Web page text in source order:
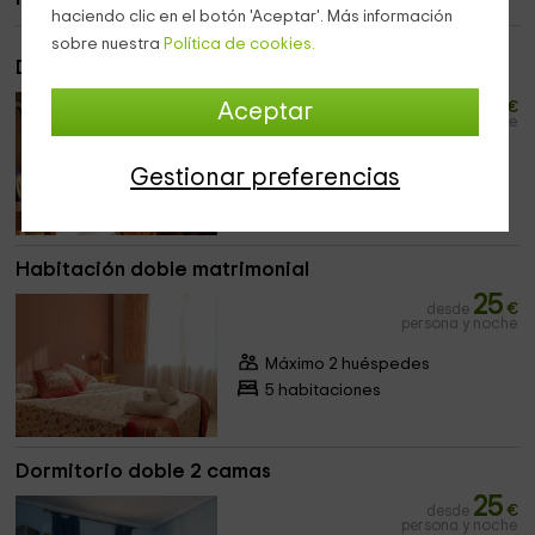
haciendo clic en el botón 'Aceptar'. Más información
sobre nuestra Política de cookies.
Aceptar
Gestionar preferencias
Dormitorio doble con vistas
€
persona y noche
5 habitaciones
Habitación doble matrimonial
desde 25 €
persona y noche
Máximo 2 huéspedes
5 habitaciones
Dormitorio doble 2 camas
desde 25 €
persona y noche